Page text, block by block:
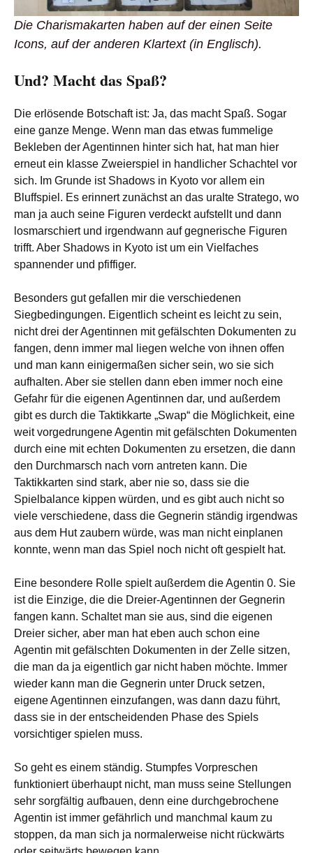
Die Charismakarten haben auf der einen Seite
Icons, auf der anderen Klartext (in Englisch).
Und? Macht das Spaß?
Die erlösende Botschaft ist: Ja, das macht Spaß. Sogar
eine ganze Menge. Wenn man das etwas fummelige
Bekleben der Agentinnen hinter sich hat, hat man hier
erneut ein klasse Zweierspiel in handlicher Schachtel vor
sich. Im Grunde ist Shadows in Kyoto vor allem ein
Bluffspiel. Es erinnert zunächst an das uralte Stratego, wo
man ja auch seine Figuren verdeckt aufstellt und dann
losmarschiert und irgendwann auf gegnerische Figuren
trifft. Aber Shadows in Kyoto ist um ein Vielfaches
spannender und pfiffiger.
Besonders gut gefallen mir die verschiedenen
Siegbedingungen. Eigentlich scheint es leicht zu sein,
nicht drei der Agentinnen mit gefälschten Dokumenten zu
fangen, denn immer mal liegen welche von ihnen offen
und man kann einigermaßen sicher sein, wo sie sich
aufhalten. Aber sie stellen dann eben immer noch eine
Gefahr für die eigenen Agentinnen dar, und außerdem
gibt es durch die Taktikkarte „Swap“ die Möglichkeit, eine
weit vorgedrungene Agentin mit gefälschten Dokumenten
durch eine mit echten Dokumenten zu ersetzen, die dann
den Durchmarsch nach vorn antreten kann. Die
Taktikkarten sind stark, aber nie so, dass sie die
Spielbalance kippen würden, und es gibt auch nicht so
viele verschiedene, dass die Gegnerin ständig irgendwas
aus dem Hut zaubern würde, was man nicht einplanen
konnte, wenn man das Spiel noch nicht oft gespielt hat.
Eine besondere Rolle spielt außerdem die Agentin 0. Sie
ist die Einzige, die die Dreier-Agentinnen der Gegnerin
fangen kann. Schaltet man sie aus, sind die eigenen
Dreier sicher, aber man hat eben auch schon eine
Agentin mit gefälschten Dokumenten in der Zelle sitzen,
die man da ja eigentlich gar nicht haben möchte. Immer
wieder kann man die Gegnerin unter Druck setzen,
eigene Agentinnen einzufangen, was dann dazu führt,
dass sie in der entscheidenden Phase des Spiels
vorsichtiger spielen muss.
So geht es einem ständig. Stumpfes Vorpreschen
funktioniert überhaupt nicht, man muss seine Stellungen
sehr sorgfältig aufbauen, denn eine durchgebrochene
Agentin ist immer gefährlich und manchmal kaum zu
stoppen, da man sich ja normalerweise nicht rückwärts